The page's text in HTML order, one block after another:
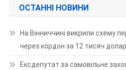
ОСТАННІ НОВИНИ
На Вінниччині викрили схему
через кордон за 12 тисяч
Ексдепутат за самовільне